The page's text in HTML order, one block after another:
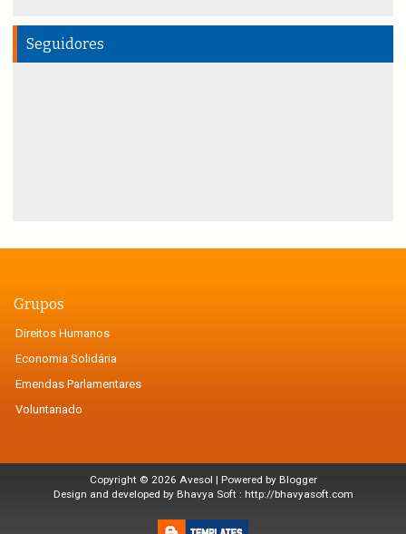
Seguidores
Grupos
Direitos Humanos
Economia Solidária
Emendas Parlamentares
Voluntariado
Copyright © 2026 Avesol | Powered by Blogger
Design and developed by Bhavya Soft : http://bhavyasoft.com